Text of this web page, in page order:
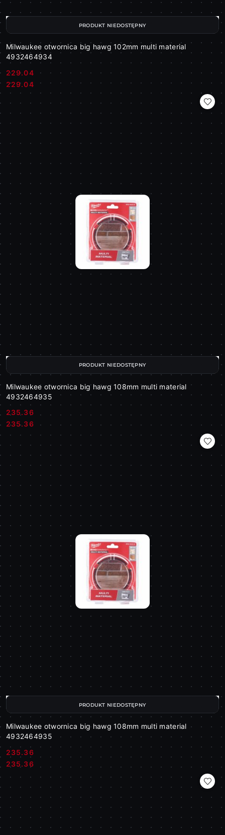
Milwaukee otwornica big hawg 102mm multi material
4932464934
Cena:
229.04
Cena:
229.04
PRODUKT NIEDOSTĘPNY
Milwaukee otwornica big hawg 108mm multi material
4932464935
Cena:
235.36
Cena:
235.36
PRODUKT NIEDOSTĘPNY
Milwaukee otwornica big hawg 108mm multi material
4932464935
Cena:
235.36
Cena:
235.36
PRODUKT NIEDOSTĘPNY